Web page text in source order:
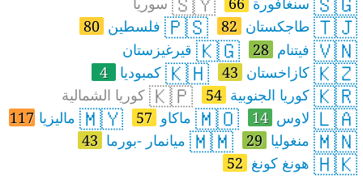
🇹🇯طاجكستان 82
🇵🇸فلسطين 80
🇻🇳فيتنام 28
🇰🇬قيرغيزستان
🇰🇿كازاخستان 43
🇰🇭كمبوديا 4
🇰🇷كوريا الجنوبية 54
🇰🇵كوريا الشمالية
🇱🇦لاوس 14
🇲🇴ماكاو 57
🇲🇾ماليزيا 117
🇲🇳منغوليا 29
🇲🇲ميانمار -بورما 43
🇭🇰هونغ كونغ 52